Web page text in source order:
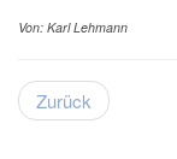
Von: Karl Lehmann
Zurück